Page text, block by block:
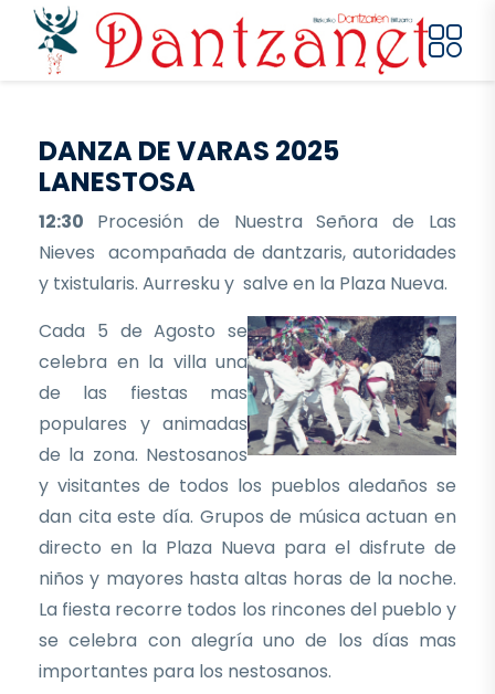
Pasar al contenido principal
DANZA DE VARAS 2025
LANESTOSA
12:30 Procesión de Nuestra Señora de Las
Nieves acompañada de dantzaris, autoridades
y txistularis. Aurresku y salve en la Plaza Nueva.
Cada 5 de Agosto se
celebra en la villa una
de las fiestas mas
populares y animadas
de la zona. Nestosanos
y visitantes de todos los pueblos aledaños se
dan cita este día. Grupos de música actuan en
directo en la Plaza Nueva para el disfrute de
niños y mayores hasta altas horas de la noche.
La fiesta recorre todos los rincones del pueblo y
se celebra con alegría uno de los días mas
importantes para los nestosanos.